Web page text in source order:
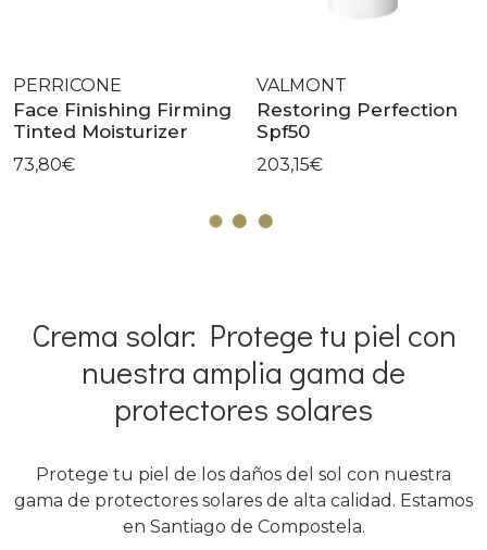
PERRICONE
Face Finishing Firming
Tinted Moisturizer
73,80€
VALMONT
Restoring Perfection
Spf50
203,15€
Crema solar: Protege tu piel con
nuestra amplia gama de
protectores solares
Protege tu piel de los daños del sol con nuestra
gama de protectores solares de alta calidad. Estamos
en Santiago de Compostela.